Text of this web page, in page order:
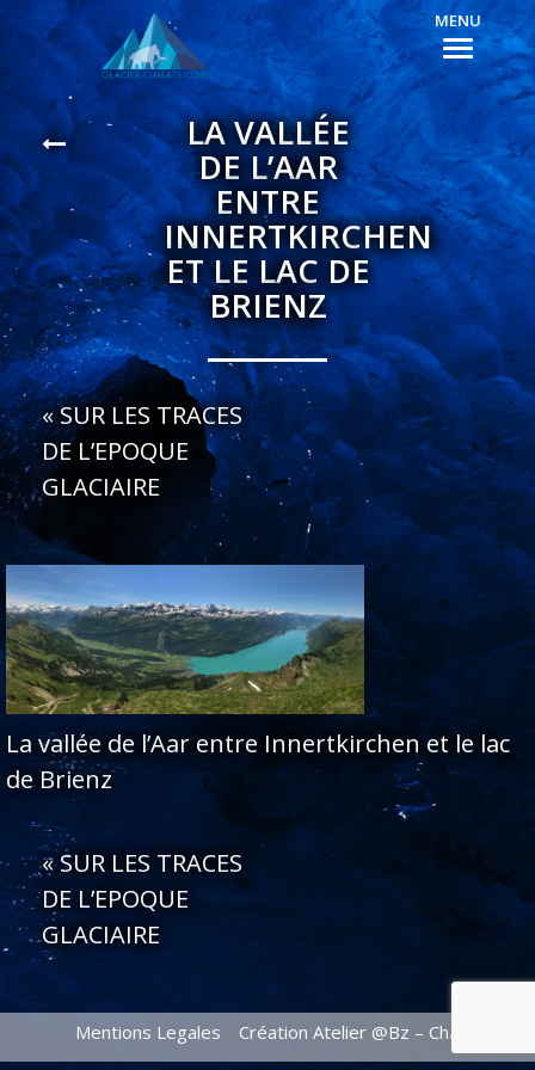
MENU
LA VALLÉE
DE L’AAR
ENTRE
INNERTKIRCHEN
ET LE LAC DE
BRIENZ
«SUR LES TRACES
DE L’EPOQUE
GLACIAIRE
La vallée de l’Aar entre Innertkirchen et le lac
de Brienz
«SUR LES TRACES
DE L’EPOQUE
GLACIAIRE
Mentions Legales Création Atelier @Bz – Chamonix